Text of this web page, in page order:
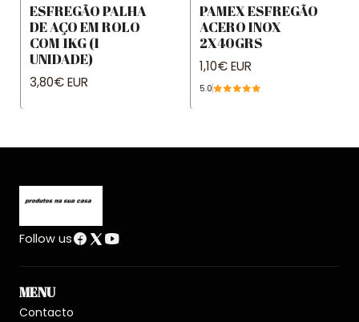
ESFREGÃO PALHA
DE AÇO EM ROLO
COM 1KG (1
UNIDADE)
3,80€ EUR
PAMEX ESFREGÃO
ACERO INOX
2X40GRS
1,10€ EUR
5.0
Follow us
MENU
Contacto